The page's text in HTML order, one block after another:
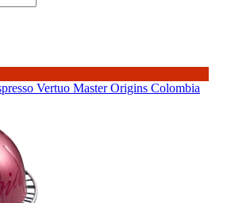
Vertuo Master Origins Colombia